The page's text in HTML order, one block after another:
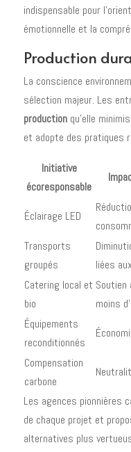
indispensable pour
émotionnelle et la
Production
La conscience
sélection majeur. Les
productionqu'elle
et adopte des pratiques
Initiative
écoresponsable
Éclairage LED
Transports
groupés
liées
Catering local et
bio
Soutien
moins
Équipements
reconditionnés
Compensation
carbone
Les agences pionnières
de chaque projet et
alternatives plus